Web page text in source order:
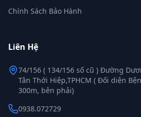
Chính Sách Bảo Hành
Liên Hệ
74/156 ( 134/156 số cũ ) Đường
Tân Thới Hiệp,TPHCM ( Đối diện
300m, bên phải)
0938.072729